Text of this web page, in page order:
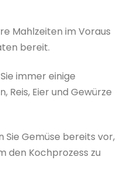
Mahlzeiten im Voraus
bereit.
immer einige
Reis, Eier und Gewürze
Sie Gemüse bereits vor,
den Kochprozess zu